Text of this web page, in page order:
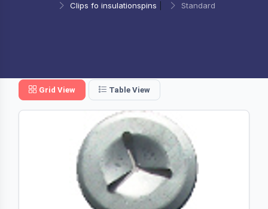
Clips fo insulationspins
Standard
Grid View Table View